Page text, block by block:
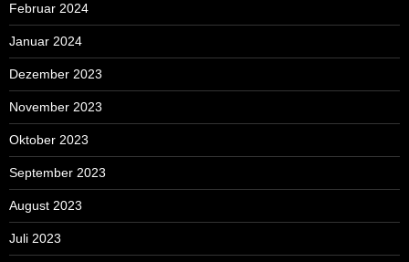
Februar 2024
Januar 2024
Dezember 2023
November 2023
Oktober 2023
September 2023
August 2023
Juli 2023